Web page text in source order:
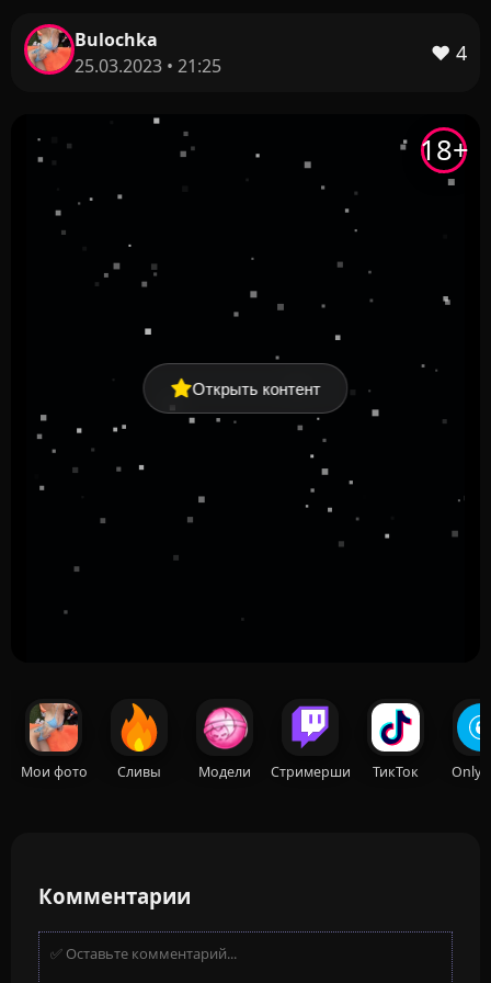
Bulochka
25.03.2023 • 21:25
❤️ 4
Открыть контент
18+
Мои фото Сливы Модели Стримерши ТикТок
Комментарии